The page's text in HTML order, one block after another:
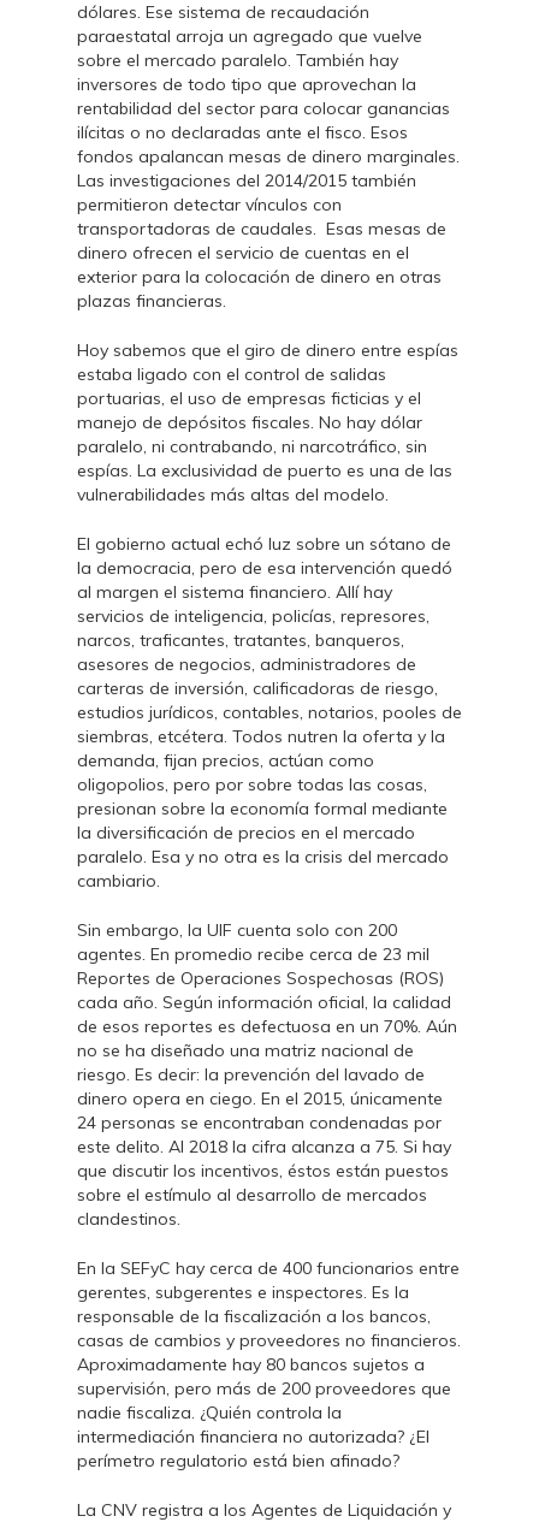
dólares. Ese sistema de recaudación
paraestatal arroja un agregado que vuelve
sobre el mercado paralelo. También hay
inversores de todo tipo que aprovechan la
rentabilidad del sector para colocar ganancias
ilícitas o no declaradas ante el fisco. Esos
fondos apalancan mesas de dinero marginales.
Las investigaciones del 2014/2015 también
permitieron detectar vínculos con
transportadoras de caudales. Esas mesas de
dinero ofrecen el servicio de cuentas en el
exterior para la colocación de dinero en otras
plazas financieras.
Hoy sabemos que el giro de dinero entre espías
estaba ligado con el control de salidas
portuarias, el uso de empresas ficticias y el
manejo de depósitos fiscales. No hay dólar
paralelo, ni contrabando, ni narcotráfico, sin
espías. La exclusividad de puerto es una de las
vulnerabilidades más altas del modelo.
El gobierno actual echó luz sobre un sótano de
la democracia, pero de esa intervención quedó
al margen el sistema financiero. Allí hay
servicios de inteligencia, policías, represores,
narcos, traficantes, tratantes, banqueros,
asesores de negocios, administradores de
carteras de inversión, calificadoras de riesgo,
estudios jurídicos, contables, notarios, pooles de
siembras, etcétera. Todos nutren la oferta y la
demanda, fijan precios, actúan como
oligopolios, pero por sobre todas las cosas,
presionan sobre la economía formal mediante
la diversificación de precios en el mercado
paralelo. Esa y no otra es la crisis del mercado
cambiario.
Sin embargo, la UIF cuenta solo con 200
agentes. En promedio recibe cerca de 23 mil
Reportes de Operaciones Sospechosas (ROS)
cada año. Según información oficial, la calidad
de esos reportes es defectuosa en un 70%. Aún
no se ha diseñado una matriz nacional de
riesgo. Es decir: la prevención del lavado de
dinero opera en ciego. En el 2015, únicamente
24 personas se encontraban condenadas por
este delito. Al 2018 la cifra alcanza a 75. Si hay
que discutir los incentivos, éstos están puestos
sobre el estímulo al desarrollo de mercados
clandestinos.
En la SEFyC hay cerca de 400 funcionarios entre
gerentes, subgerentes e inspectores. Es la
responsable de la fiscalización a los bancos,
casas de cambios y proveedores no financieros.
Aproximadamente hay 80 bancos sujetos a
supervisión, pero más de 200 proveedores que
nadie fiscaliza. ¿Quién controla la
intermediación financiera no autorizada? ¿El
perímetro regulatorio está bien afinado?
La CNV registra a los Agentes de Liquidación y